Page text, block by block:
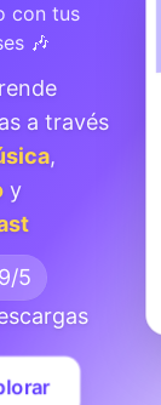
con tus
🎶
a través
,
y
5